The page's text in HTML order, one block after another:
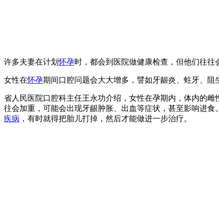
许多夫妻在计划怀孕时，都会到医院做健康检查，但他们往
女性在怀孕期间口腔问题会大大增多，譬如牙龈炎、蛀牙、
省人民医院口腔科主任王永功介绍，女性在孕期内，体内的
往会加重，可能会出现牙龈肿胀、出血等症状，甚至影响进食
疾病 ，有时就得把胎儿打掉，然后才能做进一步治疗。